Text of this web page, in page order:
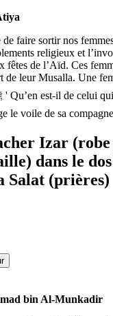
faire sortir nos
religieux et
fêtes de l’Aïd. Ces
de leur Musalla. Une
le voile de sa
Izar (robe
dans le
Salat (prières)
bin Al-Munkadir